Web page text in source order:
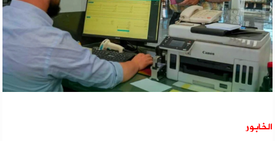
الخابور